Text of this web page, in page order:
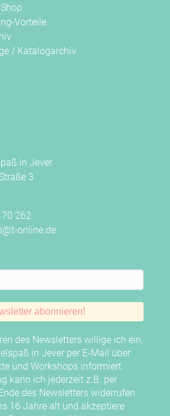
Vorteile
/ Katalogarchiv
in Jever
3
262
online.de
des Newsletters willige ich ein,
in Jever per E-Mail über
und Workshops informiert.
kann ich jederzeit z.B. per
des Newsletters widerrufen.
16 Jahre alt und akzeptiere